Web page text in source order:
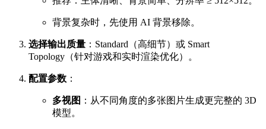
背景复杂时，先使用 AI 背景移除。
选择输出质量 ：Standard（高细节）或 Smart
Topology（针对游戏和实时渲染优化）。
配置参数 ：
多视图 ：从不同角度的多张图片生成更完整的 3D
模型。